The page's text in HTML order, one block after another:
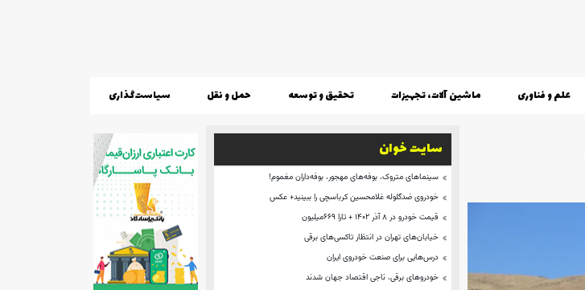
علم و فناوری ماشین آلات، تجهیزات تحقیق و توسعه حمل و نقل سیاست‌گذاری
سایت خوان
سینماهای متروک، بوفه‌های مهجور، بوفه‌داران مغموم!
خودروی ضدگلوله غلامحسین کرباسچی را ببینید+ عکس
قیمت خودرو در ۸ آذر ۱۴۰۲ + تارا ۶۶۹میلیون
خیابان‌های تهران در انتظار تاکسی‌های برقی
درس‌هایی برای صنعت خودروی ایران
خودروهای برقی، ناجی اقتصاد جهان شدند